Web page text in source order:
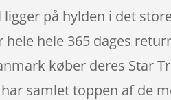
ligger på hylden i det
hele 365 dages
køber deres Star
samlet toppen af de